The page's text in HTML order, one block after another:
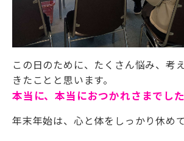
この日のために、たくさん悩み、考
きたことと思います。
本当に、本当におつかれさまでした
年末年始は、心と体をしっかり休め